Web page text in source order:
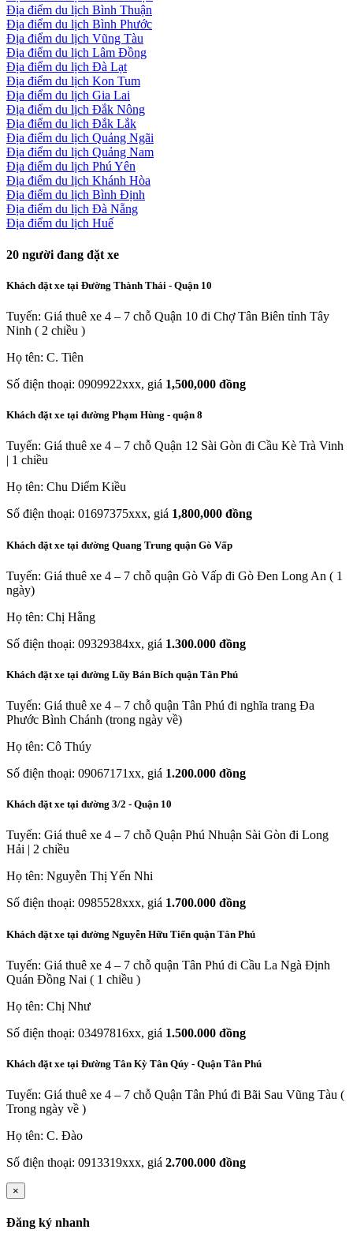
Địa điểm du lịch Bình Thuận
Địa điểm du lịch Bình Phước
Địa điểm du lịch Vũng Tàu
Địa điểm du lịch Lâm Đồng
Địa điểm du lịch Đà Lạt
Địa điểm du lịch Kon Tum
Địa điểm du lịch Gia Lai
Địa điểm du lịch Đắk Nông
Địa điểm du lịch Đắk Lắk
Địa điểm du lịch Quảng Ngãi
Địa điểm du lịch Quảng Nam
Địa điểm du lịch Phú Yên
Địa điểm du lịch Khánh Hòa
Địa điểm du lịch Bình Định
Địa điểm du lịch Đà Nẵng
Địa điểm du lịch Huế
20 người đang đặt xe
Khách đặt xe tại Đường Thành Thái - Quận 10
Tuyến: Giá thuê xe 4 – 7 chỗ Quận 10 đi Chợ Tân Biên tỉnh Tây
Ninh ( 2 chiều )
Họ tên: C. Tiên
Số điện thoại: 0909922xxx, giá 1,500,000 đồng
Khách đặt xe tại đường Phạm Hùng - quận 8
Tuyến: Giá thuê xe 4 – 7 chỗ Quận 12 Sài Gòn đi Cầu Kè Trà Vinh
| 1 chiều
Họ tên: Chu Diểm Kiều
Số điện thoại: 01697375xxx, giá 1,800,000 đồng
Khách đặt xe tại đường Quang Trung quận Gò Vấp
Tuyến: Giá thuê xe 4 – 7 chỗ quận Gò Vấp đi Gò Đen Long An ( 1
ngày)
Họ tên: Chị Hằng
Số điện thoại: 09329384xx, giá 1.300.000 đồng
Khách đặt xe tại đường Lũy Bán Bích quận Tân Phú
Tuyến: Giá thuê xe 4 – 7 chỗ quận Tân Phú đi nghĩa trang Đa
Phước Bình Chánh (trong ngày về)
Họ tên: Cô Thúy
Số điện thoại: 09067171xx, giá 1.200.000 đồng
Khách đặt xe tại đường 3/2 - Quận 10
Tuyến: Giá thuê xe 4 – 7 chỗ Quận Phú Nhuận Sài Gòn đi Long
Hải | 2 chiều
Họ tên: Nguyễn Thị Yến Nhi
Số điện thoại: 0985528xxx, giá 1.700.000 đồng
Khách đặt xe tại đường Nguyễn Hữu Tiến quận Tân Phú
Tuyến: Giá thuê xe 4 – 7 chỗ quận Tân Phú đi Cầu La Ngà Định
Quán Đồng Nai ( 1 chiều )
Họ tên: Chị Như
Số điện thoại: 03497816xx, giá 1.500.000 đồng
Khách đặt xe tại Đường Tân Kỳ Tân Qúy - Quận Tân Phú
Tuyến: Giá thuê xe 4 – 7 chỗ Quận Tân Phú đi Bãi Sau Vũng Tàu (
Trong ngày về )
Họ tên: C. Đào
Số điện thoại: 0913319xxx, giá 2.700.000 đồng
×
Đăng ký nhanh